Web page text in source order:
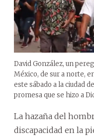
David González, un
México, de sur a norte,
este sábado a la ciudad
promesa que se hizo a
La hazaña del
discapacidad en la